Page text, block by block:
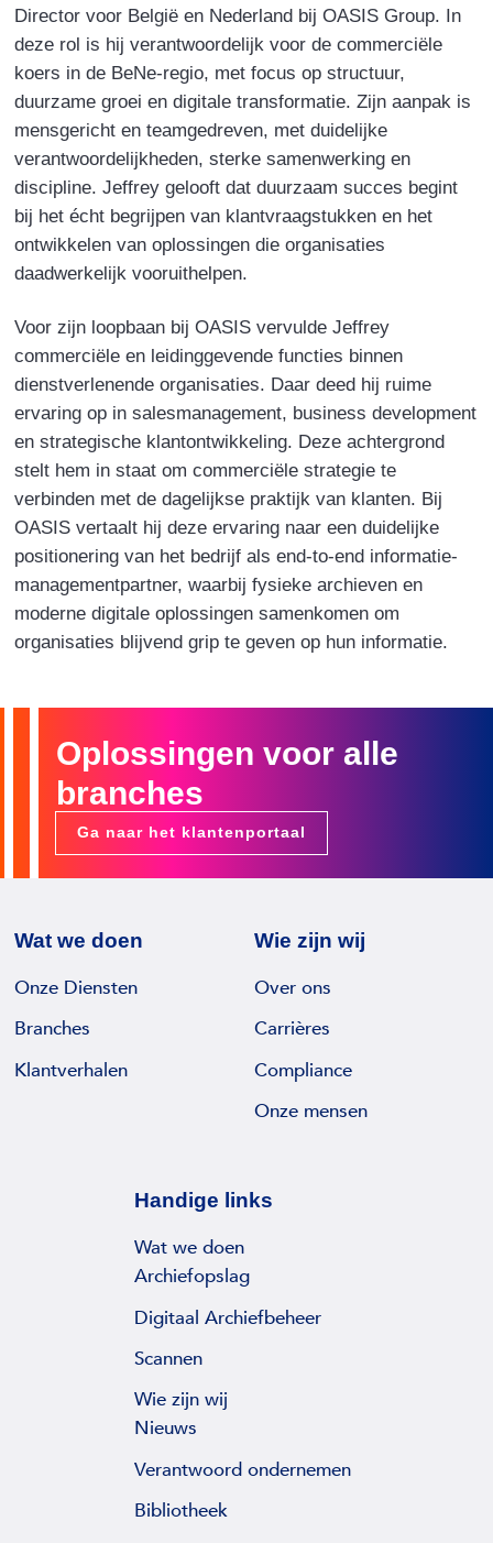
Director voor België en Nederland bij OASIS Group. In
deze rol is hij verantwoordelijk voor de commerciële
koers in de BeNe‑regio, met focus op structuur,
duurzame groei en digitale transformatie. Zijn aanpak is
mensgericht en teamgedreven, met duidelijke
verantwoordelijkheden, sterke samenwerking en
discipline. Jeffrey gelooft dat duurzaam succes begint
bij het écht begrijpen van klantvraagstukken en het
ontwikkelen van oplossingen die organisaties
daadwerkelijk vooruithelpen.
Voor zijn loopbaan bij OASIS vervulde Jeffrey
commerciële en leidinggevende functies binnen
dienstverlenende organisaties. Daar deed hij ruime
ervaring op in salesmanagement, business development
en strategische klantontwikkeling. Deze achtergrond
stelt hem in staat om commerciële strategie te
verbinden met de dagelijkse praktijk van klanten. Bij
OASIS vertaalt hij deze ervaring naar een duidelijke
positionering van het bedrijf als end‑to‑end informatie­
managementpartner, waarbij fysieke archieven en
moderne digitale oplossingen samenkomen om
organisaties blijvend grip te geven op hun informatie.
Oplossingen voor alle
branches
Ga naar het klantenportaal
Wat we doen
Onze Diensten
Branches
Klantverhalen
Wie zijn wij
Over ons
Carrières
Compliance
Onze mensen
Handige links
Wat we doen
Archiefopslag
Digitaal Archiefbeheer
Scannen
Wie zijn wij
Nieuws
Verantwoord ondernemen
Bibliotheek